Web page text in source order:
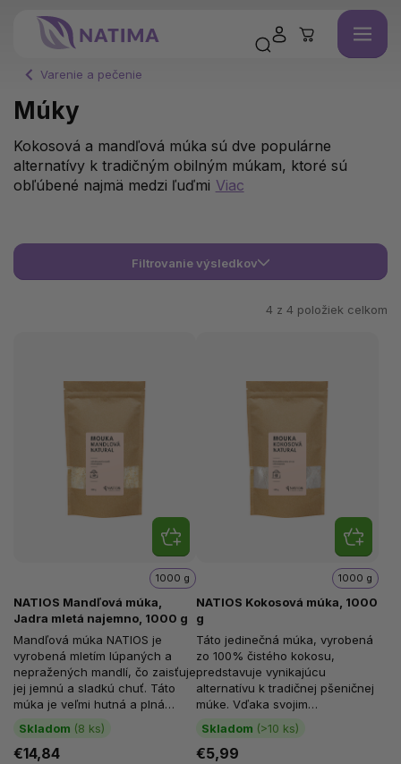
Varenie a pečenie
Múky
Kokosová a mandľová múka sú dve populárne
alternatívy k tradičným obilným múkam, ktoré sú
obľúbené najmä medzi ľuďmi Viac
Filtrovanie výsledkov
4 z 4 položiek celkom
NATIOS Mandľová múka,
Jadra mletá najemno, 1000 g
Skladom (8 ks)
1000 g
€14,84
Mandľová múka NATIOS je
vyrobená mletím lúpaných a
nepražených mandlí, čo zaisťuje
jej jemnú a sladkú chuť. Táto
múka je veľmi hutná a plná
živín, ktoré sú dôležité pre
zdravý...
NATIOS Kokosová múka, 1000
g
Skladom (>10 ks)
1000 g
€5,99
Táto jedinečná múka, vyrobená
zo 100% čistého kokosu,
predstavuje vynikajúcu
alternatívu k tradičnej pšeničnej
múke. Vďaka svojim
výnimočným vlastnostiam a
lahodnej kokosovej...